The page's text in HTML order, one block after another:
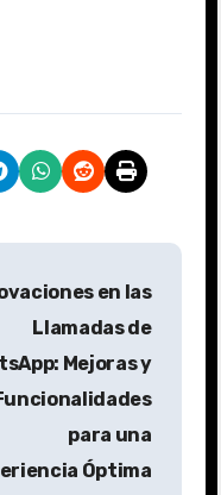
en las
Llamadas de
Mejoras y
para una
Óptima